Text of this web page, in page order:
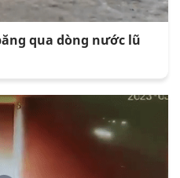
qua dòng nước lũ